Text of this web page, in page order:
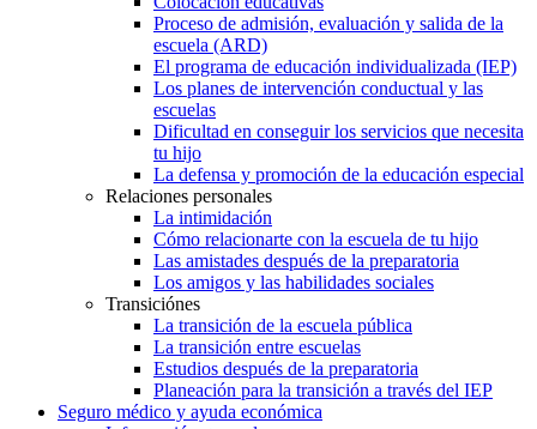
Proceso de admisión, evaluación y salida de la
escuela (ARD)
El programa de educación individualizada (IEP)
Los planes de intervención conductual y las
escuelas
Dificultad en conseguir los servicios que necesita
tu hijo
La defensa y promoción de la educación especial
Relaciones personales
La intimidación
Cómo relacionarte con la escuela de tu hijo
Las amistades después de la preparatoria
Los amigos y las habilidades sociales
Transiciónes
La transición de la escuela pública
La transición entre escuelas
Estudios después de la preparatoria
Planeación para la transición a través del IEP
Seguro médico y ayuda económica